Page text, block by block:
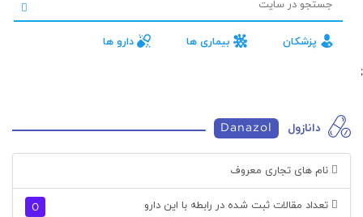
پزشکان بیماری ها دارو ها
;
دانازول Danazol
نام های تجاری معروف
تعداد مقالات ثبت شده در رابطه با این دارو 0